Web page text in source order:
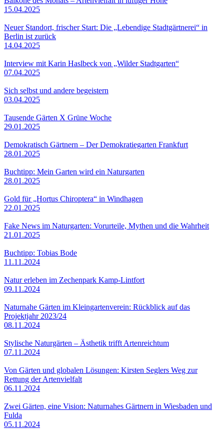
15.04.2025
Neuer Standort, frischer Start: Die „Lebendige Stadtgärtnerei“ in
Berlin ist zurück
14.04.2025
Interview mit Karin Haslbeck von „Wilder Stadtgarten“
07.04.2025
Sich selbst und andere begeistern
03.04.2025
Tausende Gärten X Grüne Woche
29.01.2025
Demokratisch Gärtnern – Der Demokratiegarten Frankfurt
28.01.2025
Buchtipp: Mein Garten wird ein Naturgarten
28.01.2025
Gold für „Hortus Chiroptera“ in Windhagen
22.01.2025
Fake News im Naturgarten: Vorurteile, Mythen und die Wahrheit
21.01.2025
Buchtipp: Tobias Bode
11.11.2024
Natur erleben im Zechenpark Kamp-Lintfort
09.11.2024
Naturnahe Gärten im Kleingartenverein: Rückblick auf das
Projektjahr 2023/24
08.11.2024
Stylische Naturgärten – Ästhetik trifft Artenreichtum
07.11.2024
Von Gärten und globalen Lösungen: Kirsten Seglers Weg zur
Rettung der Artenvielfalt
06.11.2024
Zwei Gärten, eine Vision: Naturnahes Gärtnern in Wiesbaden und
Fulda
05.11.2024